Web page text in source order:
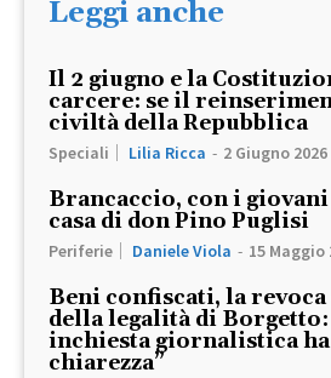
Leggi anche
Il 2 giugno e la
carcere: se il
civiltà della Repubblica
Speciali Lilia Ricca - 2 Giugno 2026
Brancaccio, con i
casa di don Pino Puglisi
Periferie Daniele Viola - 15 Maggio
Beni confiscati, la
della legalità di Borgetto:
inchiesta giornalistica
chiarezza”